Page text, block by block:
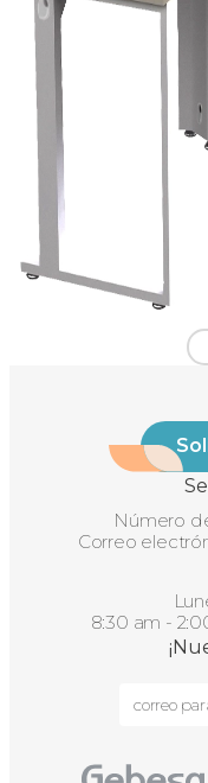
Número
Correo
8:30 am -